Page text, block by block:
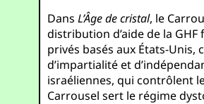
DansL’Âge de cristal, le
distribution d’aide de la
privés basés aux États-
d’impartialité et
israéliennes, qui contrôlent
Carrousel sert le régime